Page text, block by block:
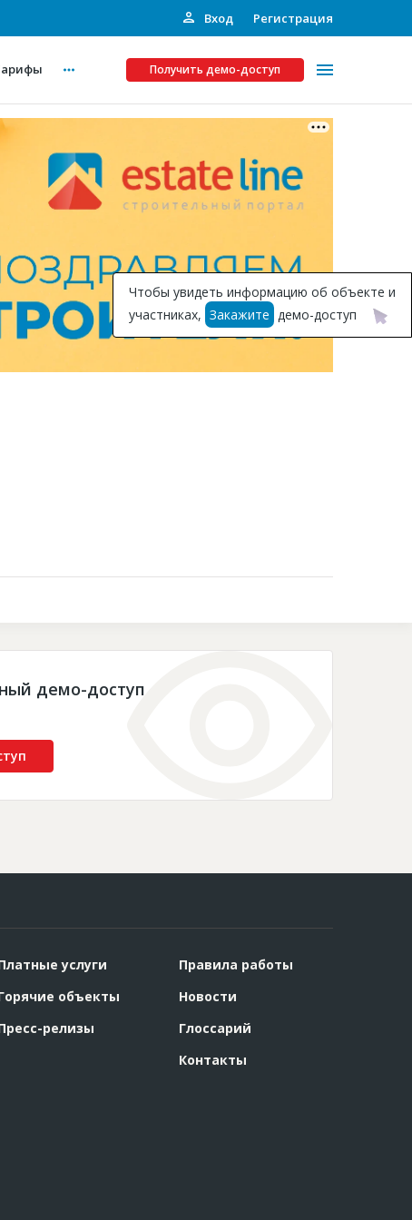
Вход Регистрация
Получить демо-доступ
Платные услуги
Рекламодателям
Инвестпроекты
Подписка на Базу
демо-доступ
Чтобы увидеть информацию об объекте и
участниках, Закажите демо-доступ
услуги
объекты
релизы
Правила работы
Новости
Глоссарий
Контакты